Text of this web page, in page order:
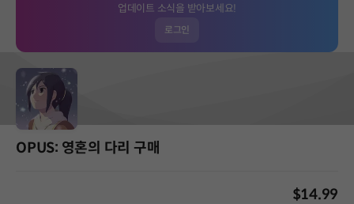
업데이트 소식을 받아보세요!
로그인
OPUS: 영혼의 다리 구매
$14.99